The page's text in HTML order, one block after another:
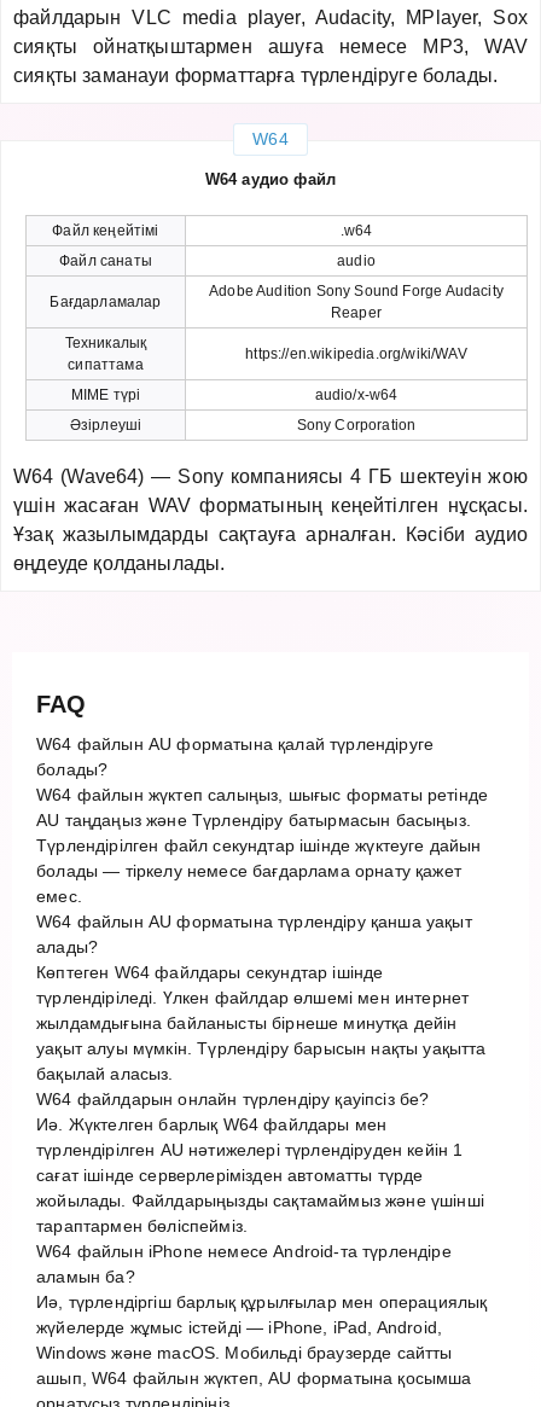
файлдарын VLC media player, Audacity, MPlayer, Sox
сияқты ойнатқыштармен ашуға немесе MP3, WAV
сияқты заманауи форматтарға түрлендіруге болады.
W64
W64 аудио файл
Файл кеңейтімі
.w64
Файл санаты
audio
Бағдарламалар
Adobe Audition Sony Sound Forge Audacity
Reaper
Техникалық
сипаттама
https://en.wikipedia.org/wiki/WAV
MIME түрі
audio/x-w64
Әзірлеуші
Sony Corporation
W64 (Wave64) — Sony компаниясы 4 ГБ шектеуін жою
үшін жасаған WAV форматының кеңейтілген нұсқасы.
Ұзақ жазылымдарды сақтауға арналған. Кәсіби аудио
өңдеуде қолданылады.
FAQ
W64 файлын AU форматына қалай түрлендіруге
болады?
W64 файлын жүктеп салыңыз, шығыс форматы ретінде
AU таңдаңыз және Түрлендіру батырмасын басыңыз.
Түрлендірілген файл секундтар ішінде жүктеуге дайын
болады — тіркелу немесе бағдарлама орнату қажет
емес.
W64 файлын AU форматына түрлендіру қанша уақыт
алады?
Көптеген W64 файлдары секундтар ішінде
түрлендіріледі. Үлкен файлдар өлшемі мен интернет
жылдамдығына байланысты бірнеше минутқа дейін
уақыт алуы мүмкін. Түрлендіру барысын нақты уақытта
бақылай аласыз.
W64 файлдарын онлайн түрлендіру қауіпсіз бе?
Иә. Жүктелген барлық W64 файлдары мен
түрлендірілген AU нәтижелері түрлендіруден кейін 1
сағат ішінде серверлерімізден автоматты түрде
жойылады. Файлдарыңызды сақтамаймыз және үшінші
тараптармен бөліспейміз.
W64 файлын iPhone немесе Android-та түрлендіре
аламын ба?
Иә, түрлендіргіш барлық құрылғылар мен операциялық
жүйелерде жұмыс істейді — iPhone, iPad, Android,
Windows және macOS. Мобильді браузерде сайтты
ашып, W64 файлын жүктеп, AU форматына қосымша
орнатусыз түрлендіріңіз.